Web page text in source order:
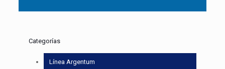
Categorías
Línea Argentum